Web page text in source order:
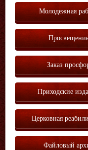
Молодежная
Заказ
Приходские
Церковная
Файловый